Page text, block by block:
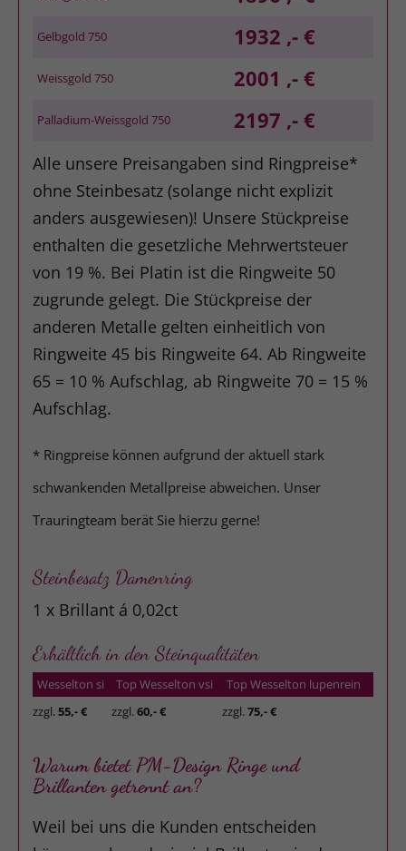
Gelbgold 750 1932 ,- €
Weissgold 750 2001 ,- €
Palladium-Weissgold 750 2197 ,- €
Alle unsere Preisangaben sind Ringpreise*
ohne Steinbesatz (solange nicht explizit
anders ausgewiesen)! Unsere Stückpreise
enthalten die gesetzliche Mehrwertsteuer
von 19 %. Bei Platin ist die Ringweite 50
zugrunde gelegt. Die Stückpreise der
anderen Metalle gelten einheitlich von
Ringweite 45 bis Ringweite 64. Ab Ringweite
65 = 10 % Aufschlag, ab Ringweite 70 = 15 %
Aufschlag.
* Ringpreise können aufgrund der aktuell stark
schwankenden Metallpreise abweichen. Unser
Trauringteam berät Sie hierzu gerne!
Steinbesatz Damenring
1 x Brillant á 0,02ct
Erhältlich in den Steinqualitäten
Wesselton si Top Wesselton vsi
Top Wesselton lupenrein
zzgl.55,- € zzgl.60,- € zzgl.75,- €
Warum bietet PM-Design Ringe und
Brillanten getrennt an?
Weil bei uns die Kunden entscheiden